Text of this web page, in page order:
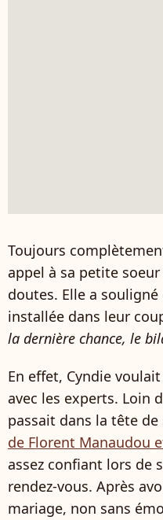
Toujours
appel à sa petite
doutes. Elle a
installée dans leur
la dernière chance, le
En effet, Cyndie
avec les experts. Loin
passait dans la tête
de Florent Manaudou
assez confiant lors de
rendez-vous. Après
mariage, non sans